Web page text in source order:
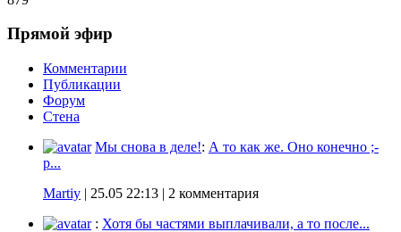
Прямой эфир
Комментарии
Публикации
Форум
Стена
Мы снова в деле!: А то как же. Оно конечно ;-
p...
Martiy | 25.05 22:13 | 2 комментария
: Хотя бы частями выплачивали, а то после...